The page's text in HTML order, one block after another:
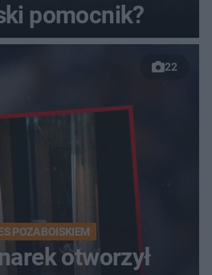
pomocnik?
22
POZA BOISKIEM
otworzył